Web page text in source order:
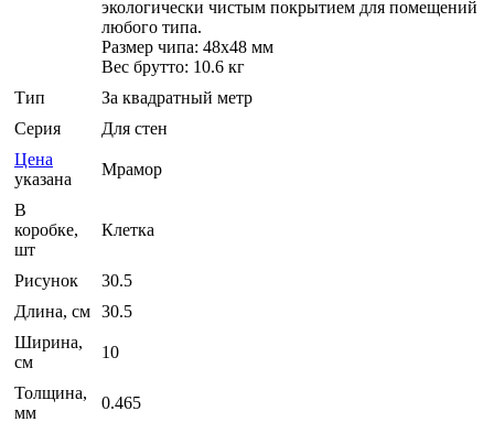
экологически чистым покрытием для помещений
любого типа.
Размер чипа: 48x48 мм
Вес брутто: 10.6 кг
Тип
За квадратный метр
Серия
Для стен
Цена
указана
Мрамор
В
коробке,
шт
Клетка
Рисунок
30.5
Длина, см 30.5
Ширина,
см
10
Толщина,
мм
0.465